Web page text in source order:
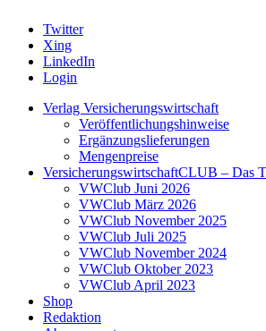
Twitter
Xing
LinkedIn
Login
Verlag Versicherungswirtschaft
Veröffentlichungshinweise
Ergänzungslieferungen
Mengenpreise
VersicherungswirtschaftCLUB – Das
VWClub Juni 2026
VWClub März 2026
VWClub November 2025
VWClub Juli 2025
VWClub November 2024
VWClub Oktober 2023
VWClub April 2023
Shop
Redaktion